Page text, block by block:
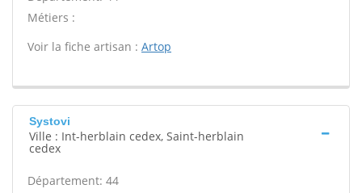
Métiers :
Voir la fiche artisan : Artop
Systovi
Ville : Int-herblain cedex, Saint-herblain
cedex
Département: 44